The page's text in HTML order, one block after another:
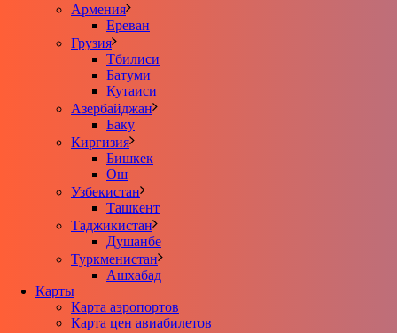
Армения
Ереван
Грузия
Тбилиси
Батуми
Кутаиси
Азербайджан
Баку
Киргизия
Бишкек
Ош
Узбекистан
Ташкент
Таджикистан
Душанбе
Туркменистан
Ашхабад
Карты
Карта аэропортов
Карта цен авиабилетов